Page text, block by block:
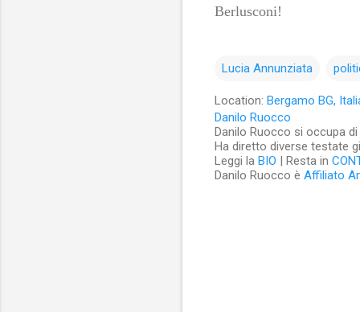
Berlusconi!
Lucia Annunziata
Location: Bergamo BG,
Danilo Ruocco
Danilo Ruocco si occupa
Ha diretto diverse testate
Leggi la BIO | Resta in
Danilo Ruocco è Affiliato